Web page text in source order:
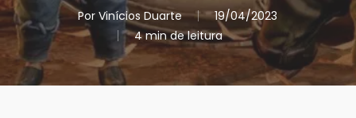
Por Vinícios Duarte
19/04/2023
4 min de leitura